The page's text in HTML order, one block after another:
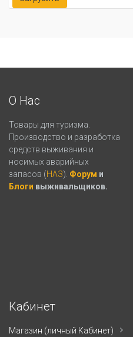
О Нас
Товары для туризма.
Производство и разработка
средств выживания и
носимых аварийных
запасов (НАЗ). Форум и
Блоги выживальщиков.
Кабинет
Магазин (личный Кабинет)